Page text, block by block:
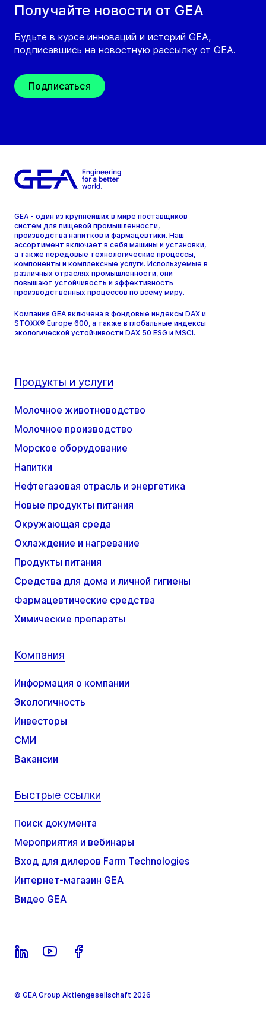
Получайте новости от GEA
Будьте в курсе инноваций и историй GEA,
подписавшись на новостную рассылку от GEA.
Подписаться
GEA - один из крупнейших в мире поставщиков
систем для пищевой промышленности,
производства напитков и фармацевтики. Наш
ассортимент включает в себя машины и установки,
а также передовые технологические процессы,
компоненты и комплексные услуги. Используемые в
различных отраслях промышленности, они
повышают устойчивость и эффективность
производственных процессов по всему миру.
Компания GEA включена в фондовые индексы DAX и
STOXX® Europe 600, а также в глобальные индексы
экологической устойчивости DAX 50 ESG и MSCI.
Продукты и услуги
Молочное животноводство
Молочное производство
Морское оборудование
Напитки
Нефтегазовая отрасль и энергетика
Новые продукты питания
Окружающая среда
Охлаждение и нагревание
Продукты питания
Средства для дома и личной гигиены
Фармацевтические средства
Химические препараты
Компания
Информация о компании
Экологичность
Инвесторы
СМИ
Вакансии
Быстрые ссылки
Поиск документа
Мероприятия и вебинары
Вход для дилеров Farm Technologies
Интернет-магазин GEA
Видео GEA
© GEA Group Aktiengesellschaft 2026